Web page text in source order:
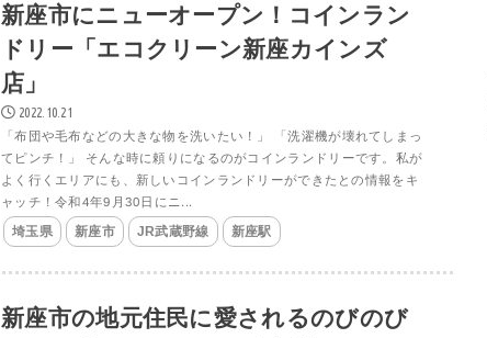
新座市にニューオープン！コインラン
ドリー「エコクリーン新座カインズ
店」
2022.10.21
「布団や毛布などの大きな物を洗いたい！」 「洗濯機が壊れてしまっ
てピンチ！」 そんな時に頼りになるのがコインランドリーです。私が
よく行くエリアにも、新しいコインランドリーができたとの情報をキ
ャッチ！令和4年9月30日にニ...
埼玉県 新座市 JR武蔵野線 新座駅
新座市の地元住民に愛されるのびのび